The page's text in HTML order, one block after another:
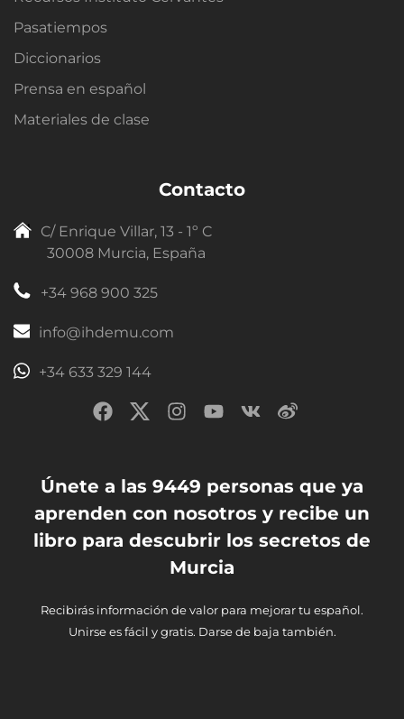
Pasatiempos
Diccionarios
Prensa en español
Materiales de clase
Contacto
C/ Enrique Villar, 13 - 1º C
30008 Murcia, España
+34 968 900 325
info@ihdemu.com
+34 633 329 144
Únete a las 9449 personas que ya
aprenden con nosotros y recibe un
libro para descubrir los secretos de
Murcia
Recibirás información de valor para mejorar tu español.
Unirse es fácil y gratis. Darse de baja también.